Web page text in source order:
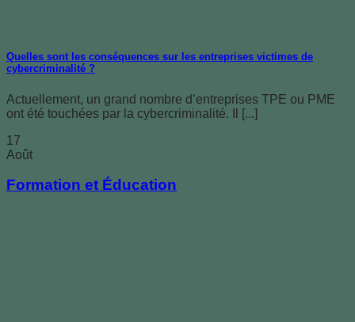
Quelles sont les conséquences sur les entreprises victimes de
cybercriminalité ?
Actuellement, un grand nombre d’entreprises TPE ou PME
ont été touchées par la cybercriminalité. Il [...]
17
Août
Formation et Éducation